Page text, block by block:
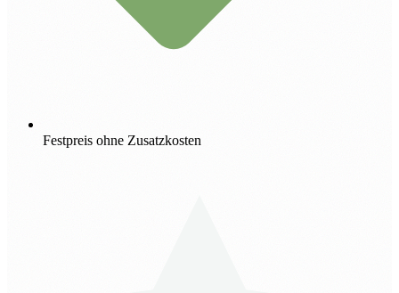
Festpreis ohne Zusatzkosten